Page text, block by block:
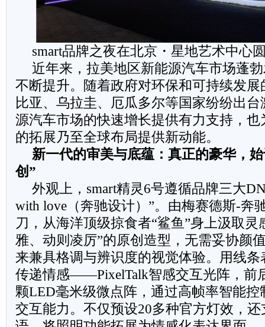
smart品牌之夜在北京・星地艺术中心
近年来，拉美地区新能源汽车市场蓬
不断提升。随着政府对环保和可持续发
比亚、乌拉圭、厄瓜多尔等国家纷纷出
源汽车市场的快速增长提供有力支持，也
的拓展乃至全球布局提供新动能。
新一代的审美与底蕴：真正的豪华，
创 ”
外观上，smart精灵6号遵循品牌三大
with love（奔驰设计）”。由梅赛德斯-奔
刀，从海洋顶级掠食者“鲨鱼”身上汲取灵
雅、动则凌厉”的原创造型，无需妥协颜
来兼具格调与辨识度的视觉体验。用线
传递情感——PixelTalk智感交互光阵，前
颗LED毫米级微点阵，通过高帧率智能
交互能力。不仅预设20多种官方灯效，